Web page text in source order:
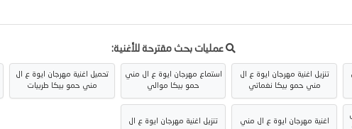
عمليات بحث مقترحة للأغنية:
تنزيل اغنية مهرجان ايوة ع ال
مني حمو بيكا نغماتي
استماع مهرجان ايوة ع ال مني
حمو بيكا موالي
تحميل اغنية مهرجان ايوة ع ال
مني حمو بيكا طربيات
اغنية مهرجان ايوة ع ال مني
تنزيل اغنية مهرجان ايوة ع ال